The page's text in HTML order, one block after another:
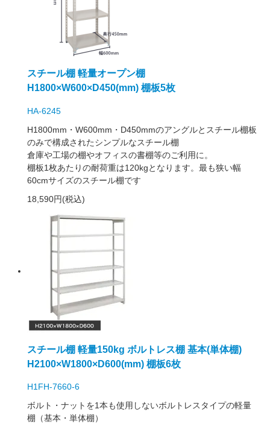
スチール棚 軽量オープン棚
H1800×W600×D450(mm) 棚板5枚
HA-6245
H1800mm・W600mm・D450mmのアングルとスチール棚板
のみで構成されたシンプルなスチール棚
倉庫や工場の棚やオフィスの書棚等のご利用に。
棚板1枚あたりの耐荷重は120kgとなります。最も狭い幅
60cmサイズのスチール棚です
18,590円(税込)
スチール棚 軽量150kg ボルトレス棚 基本(単体棚)
H2100×W1800×D600(mm) 棚板6枚
H1FH-7660-6
ボルト・ナットを1本も使用しないボルトレスタイプの軽量
棚（基本・単体棚）